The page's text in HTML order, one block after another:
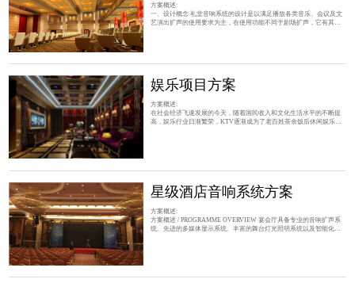
方案概述:
一、设计概念 礼堂音响系统的设计是以满足播放各类音乐、会议及文
艺演出扩声的使用要求为主，在使用功能不同于剧场扩声，它有其特
设计的核心，要达到这一目标必须以设备的
娱乐项目方案
方案概述:
在社会经济飞速发展的今天，随着国民收入和文化生活水平的不断提
高，娱乐行业日渐繁荣，KTV逐渐成为了老百姓茶余饭后休闲娱乐的
星级酒店音响系统方案
方案概述:
方案概述 / PROGRAMME OVERVIEW 宴会厅具备专业的音响扩声系
统、先进的多媒体显示系统、丰富的舞台灯光照明系统以及智能化的